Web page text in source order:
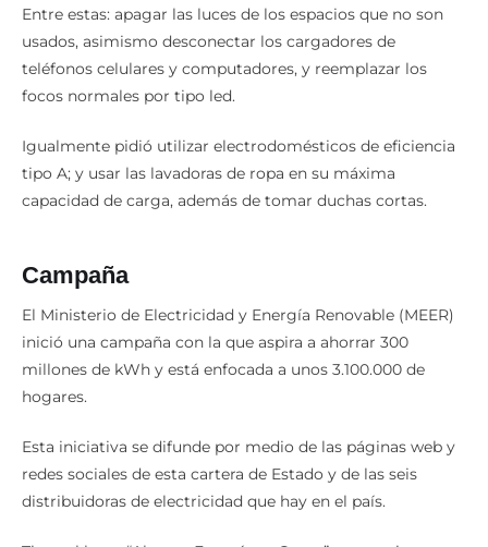
Entre estas: apagar las luces de los espacios que no son
usados, asimismo desconectar los cargadores de
teléfonos celulares y computadores, y reemplazar los
Igualmente pidió utilizar electrodomésticos de eficiencia
tipo A; y usar las lavadoras de ropa en su máxima
Campaña
El Ministerio de Electricidad y Energía Renovable (MEER)
inició una campaña con la que aspira a ahorrar 300
millones de kWh y está enfocada a unos 3.100.000 de
Esta iniciativa se difunde por medio de las páginas web y
redes sociales de esta cartera de Estado y de las seis